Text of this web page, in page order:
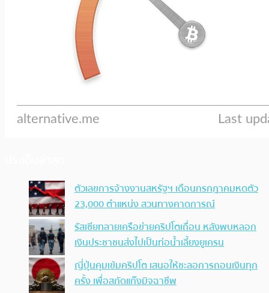
ตัวเลขการจ้างงานสหรัฐฯ เดือนกรกฎาคมหดตัว
23,000 ตำแหน่ง สวนทางคาดการณ์
รัสเซียทลายเครือข่ายคริปโตเถื่อน หลังพบหลอก
เงินประชาชนส่งไปเป็นท่อน้ำเลี้ยงยูเครน
ญี่ปุ่นคุมเข้มคริปโต เสนอให้ชะลอการถอนเงินทุก
ครั้ง เพื่อสกัดแก๊งมิจฉาชีพ